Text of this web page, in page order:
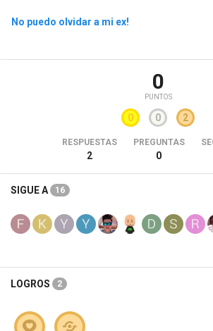
No puedo olvidar a mi ex!
0
PUNTOS
0 0 2
RESPUESTAS
2
PREGUNTAS
0
SIGUE A 16
LOGROS 2